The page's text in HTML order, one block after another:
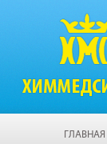
ГЛАВНАЯ